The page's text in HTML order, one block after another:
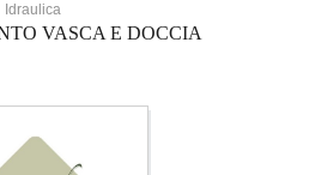
Idraulica
VASCA E DOCCIA